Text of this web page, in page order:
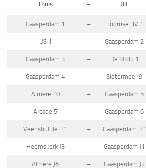
Thuis – Uit
Gaasperdam 1 – Hoornse BV 1
US 1 – Gaasperdam 2
Gaasperdam 3 – De Stolp 1
Gaasperdam 4 – Slotermeer 9
Almere 10 – Gaasperdam 5
Arcade 5 – Gaasperdam 6
Veenshuttle H1 – Gaasperdam H1
Heemskerk J3 – Gaasperdam J1
Almere J6 – Gaasperdam J2